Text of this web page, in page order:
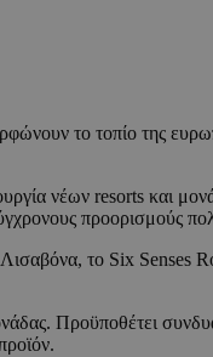
το τοπίο της
νέων resorts και
προορισμούς
το Six Senses
Προϋποθέτει